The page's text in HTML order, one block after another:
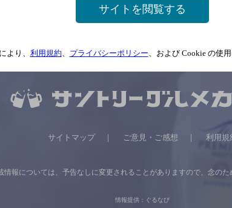
関連ページ
サイトマップ ご意見・ご感想 利用規
報については、 予告なしに変更されることがありますので、 念のた
情報提供：ぐるなび
サイトを閲覧する
より、 利用規約 プライバシーポリシー 、および Cookie の使